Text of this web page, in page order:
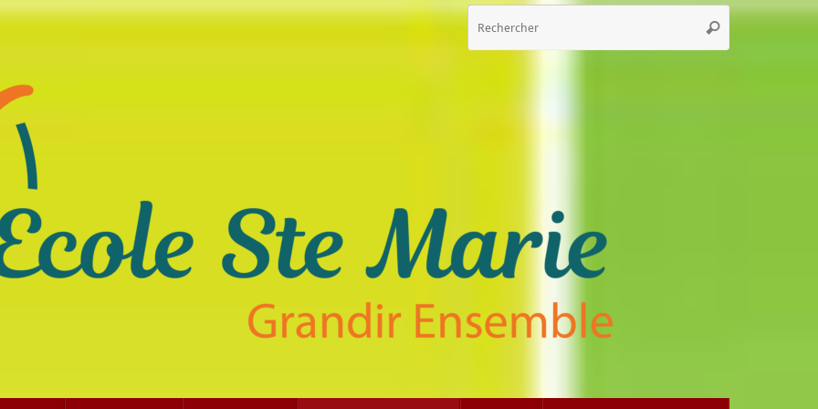
Recherche
Rechercher